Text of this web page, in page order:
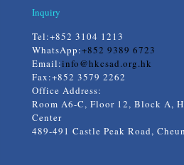
Inquiry
Tel:+852 3104 1213
WhatsApp:+852 9389 6723
Email:info@hkcsad.org.hk
Fax:+852 3579 2262
Office Address:
Room A6-C, Floor 12, Block A,
Center
489-491 Castle Peak Road,